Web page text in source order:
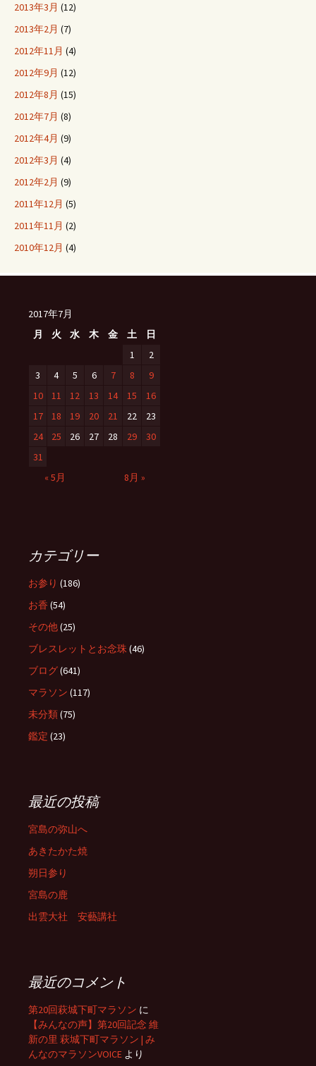
2013年3月 (12)
2013年2月 (7)
2012年11月 (4)
2012年9月 (12)
2012年8月 (15)
2012年7月 (8)
2012年4月 (9)
2012年3月 (4)
2012年2月 (9)
2011年12月 (5)
2011年11月 (2)
2010年12月 (4)
2017年7月
月
火 水 木 金 土
日
1
2
3
4 5 6 7 8
9
10
11 12 13 14 15
16
17
18 19 20 21 22
23
24
25 26 27 28 29
30
31
« 5月
8月 »
カテゴリー
お参り (186)
お香 (54)
その他(25)
ブレスレットとお念珠(46)
ブログ(641)
マラソン (117)
未分類(75)
鑑定 (23)
最近の投稿
宮島の弥山へ
あきたかた焼
朔日参り
宮島の鹿
出雲大社 安藝講社
最近のコメント
第20回萩城下町マラソン に
【みんなの声】第20回記念 維
新の里 萩城下町マラソン | み
んなのマラソンVOICE より